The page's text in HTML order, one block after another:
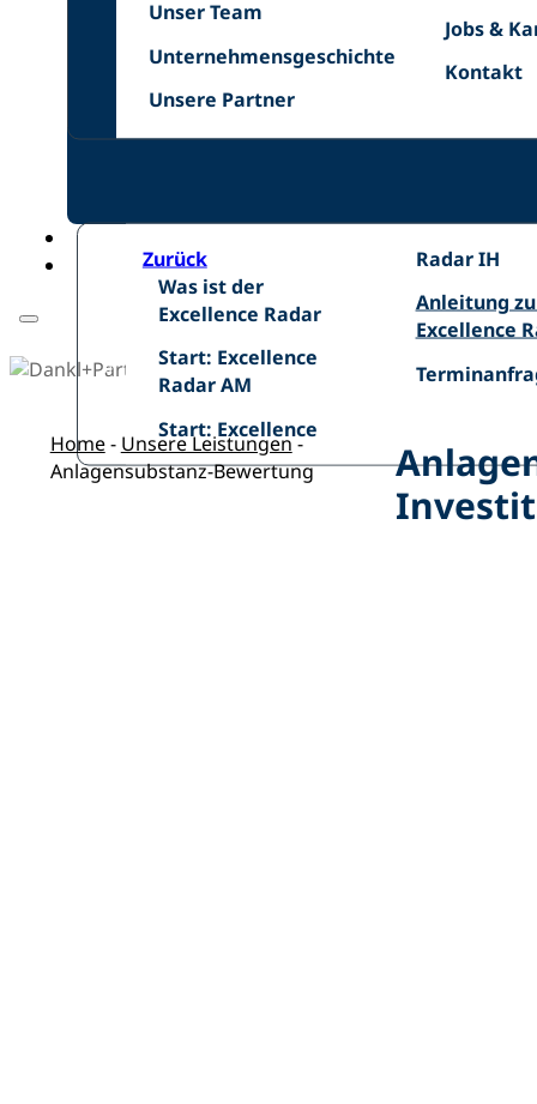
Unser Team
Unser
Unternehmensgeschichte
Unternehmensgeschichte
Unsere Partner
Unsere
Jobs &
Jobs
Karriere
Kontakt
Kontakt
Zurück
Was ist der
Excellence Radar
Was
ist
Excellence
Radar
Start: Excellence
Radar AM
Start:
Excellence
AM
Start: Excellence
Radar IH
Start:
Excellence
IH
Anleitung
Excellence
Anleitung
zum
Radar
Home- Unsere Leistungen-
Anlagensubstanz-Bewertung